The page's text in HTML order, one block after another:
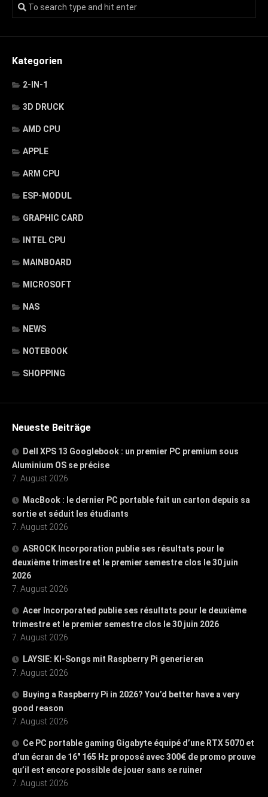
Kategorien
2-IN-1
3D DRUCK
AMD CPU
APPLE
ARM CPU
ESP-MODUL
GRAPHIC CARD
INTEL CPU
MAINBOARD
MICROSOFT
NAS
NEWS
NOTEBOOK
SHOPPING
Neueste Beiträge
Dell XPS 13 Googlebook : un premier PC premium sous
Aluminium OS se précise
7. August 2026
MacBook : le dernier PC portable fait un carton depuis sa
sortie et séduit les étudiants
7. August 2026
ASROCK Incorporation publie ses résultats pour le
deuxième trimestre et le premier semestre clos le 30 juin
2026
7. August 2026
Acer Incorporated publie ses résultats pour le deuxième
trimestre et le premier semestre clos le 30 juin 2026
7. August 2026
LAYSIE: KI-Songs mit Raspberry Pi generieren
7. August 2026
Buying a Raspberry Pi in 2026? You’d better have a very
good reason
7. August 2026
Ce PC portable gaming Gigabyte équipé d’une RTX 5070 et
d’un écran de 16″ 165 Hz proposé avec 300€ de promo prouve
qu’il est encore possible de jouer sans se ruiner
7. August 2026